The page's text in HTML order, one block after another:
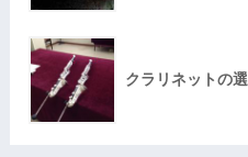
クラリネットの